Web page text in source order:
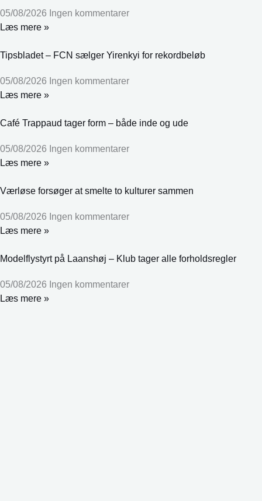
05/08/2026 Ingen kommentarer
Læs mere »
Tipsbladet – FCN sælger Yirenkyi for rekordbeløb
05/08/2026 Ingen kommentarer
Læs mere »
Café Trappaud tager form – både inde og ude
05/08/2026 Ingen kommentarer
Læs mere »
Værløse forsøger at smelte to kulturer sammen
05/08/2026 Ingen kommentarer
Læs mere »
Modelflystyrt på Laanshøj – Klub tager alle forholdsregler
05/08/2026 Ingen kommentarer
Læs mere »